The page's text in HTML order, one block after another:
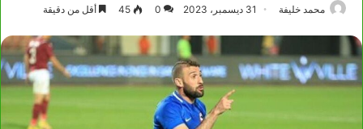
محمد خليفة 31 ديسمبر، 2023 0
45 أقل من دقيقة